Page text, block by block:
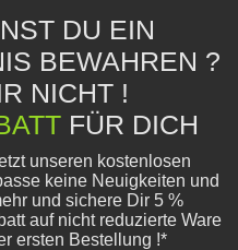
DU EIN
BEWAHREN ?
NICHT !
FÜR DICH
unseren kostenlosen
keine Neuigkeiten und
und sichere Dir 5 %
auf nicht reduzierte Ware
ersten Bestellung !*